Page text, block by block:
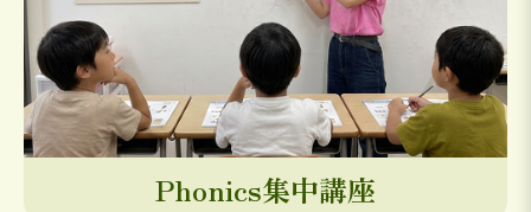
Phonics集中講座